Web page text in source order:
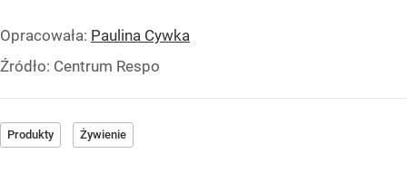
Opracowała: Paulina Cywka
Źródło: Centrum Respo
Produkty Żywienie